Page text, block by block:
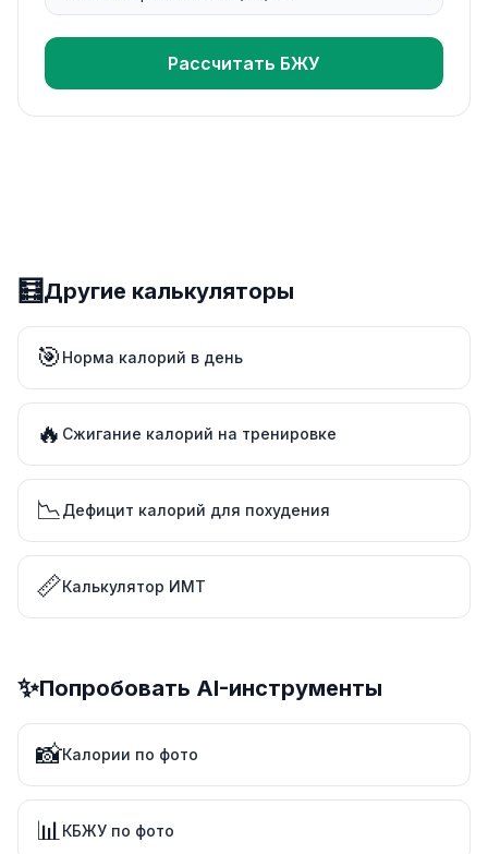
Рассчитать БЖУ
🧮Другие калькуляторы
🎯 Норма калорий в день
🔥 Сжигание калорий на тренировке
📉Дефицит калорий для похудения
📏Калькулятор ИМТ
✨Попробовать AI-инструменты
📸Калории по фото
📊КБЖУ по фото